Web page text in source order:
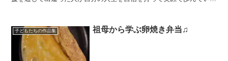
子どもたちの作品集 祖母から学ぶ卵焼き弁当♫